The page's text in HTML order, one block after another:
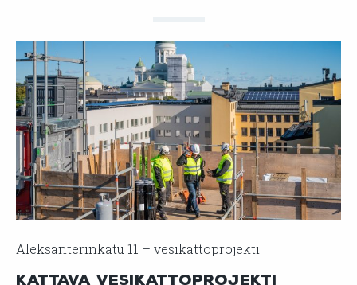
Aleksanterinkatu 11 – vesikattoprojekti
Kattava vesikattoprojekti